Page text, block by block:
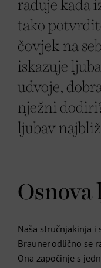
raduje kada
tako
čovjek na
iskazuje
udvoje,
nježni
ljubav
Osnova
Naša stručnjakinja i
Brauner odlično se
Ona započinje s